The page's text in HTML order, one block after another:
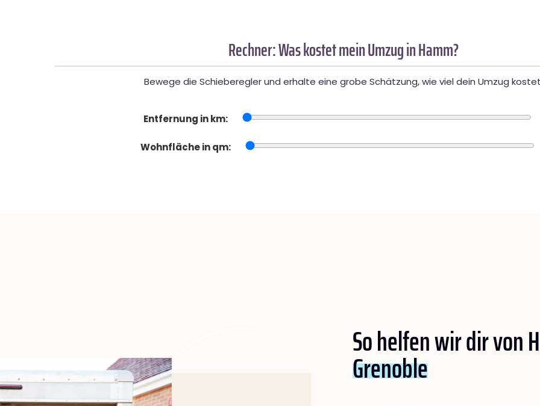
Rechner: Was kostet mein Umzug in Hamm?
Bewege die Schieberegler und erhalte eine grobe Schätzung, wie viel dein Umzug
Entfernung in km:
Wohnfläche in qm:
So helfen wir dir von
Grenoble